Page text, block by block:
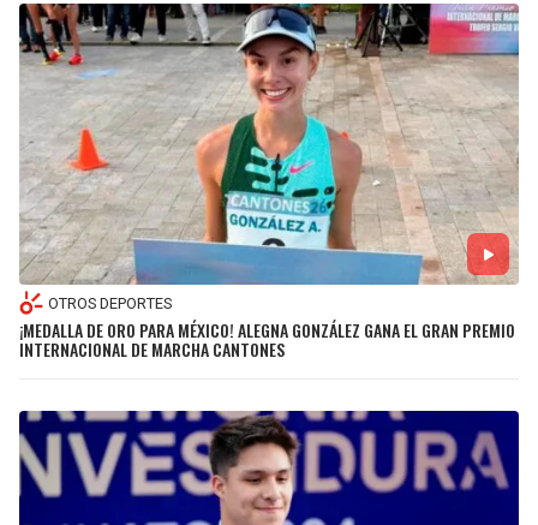
OTROS DEPORTES
¡MEDALLA DE ORO PARA MÉXICO! ALEGNA GONZÁLEZ GANA EL GRAN PREMIO
INTERNACIONAL DE MARCHA CANTONES